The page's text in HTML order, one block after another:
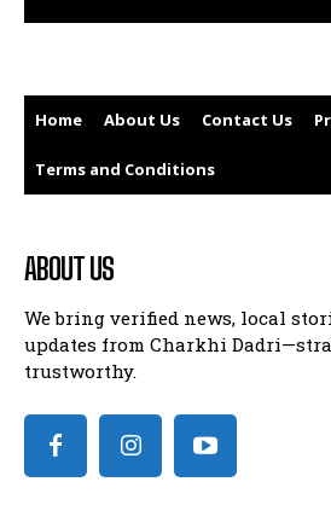
Home About Us Contact Us
Terms and Conditions
ABOUT US
We bring verified news, local
updates from Charkhi
trustworthy.